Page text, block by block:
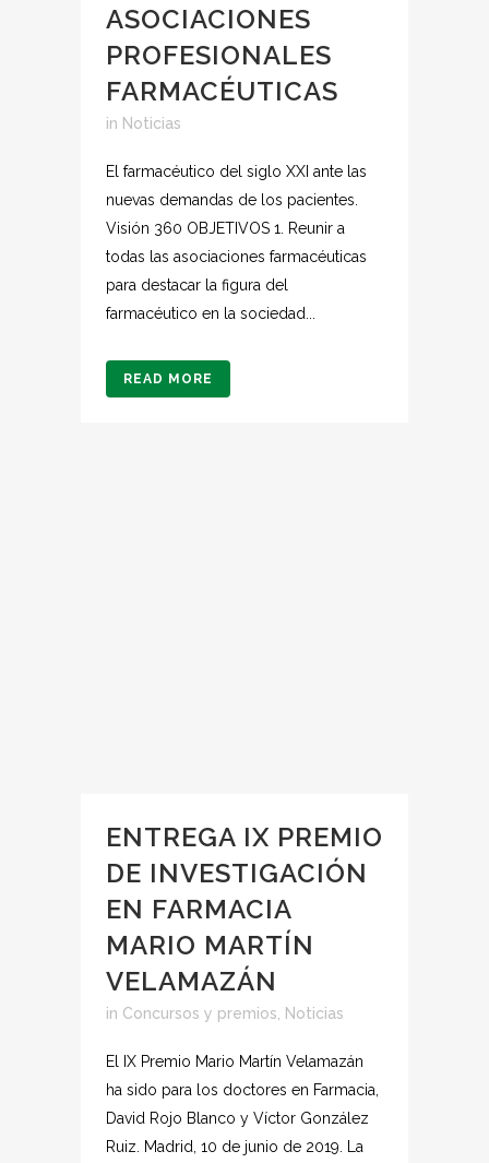
ASOCIACIONES
PROFESIONALES
FARMACÉUTICAS
in Noticias
El farmacéutico del siglo XXI ante las
nuevas demandas de los pacientes.
Visión 360 OBJETIVOS 1. Reunir a
todas las asociaciones farmacéuticas
para destacar la figura del
farmacéutico en la sociedad...
READ MORE
ENTREGA IX PREMIO
DE INVESTIGACIÓN
EN FARMACIA
MARIO MARTÍN
VELAMAZÁN
in Concursos y premios Noticias
El IX Premio Mario Martín Velamazán
ha sido para los doctores en Farmacia,
David Rojo Blanco y Víctor González
Ruiz. Madrid, 10 de junio de 2019. La